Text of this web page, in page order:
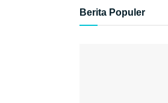
Berita Populer